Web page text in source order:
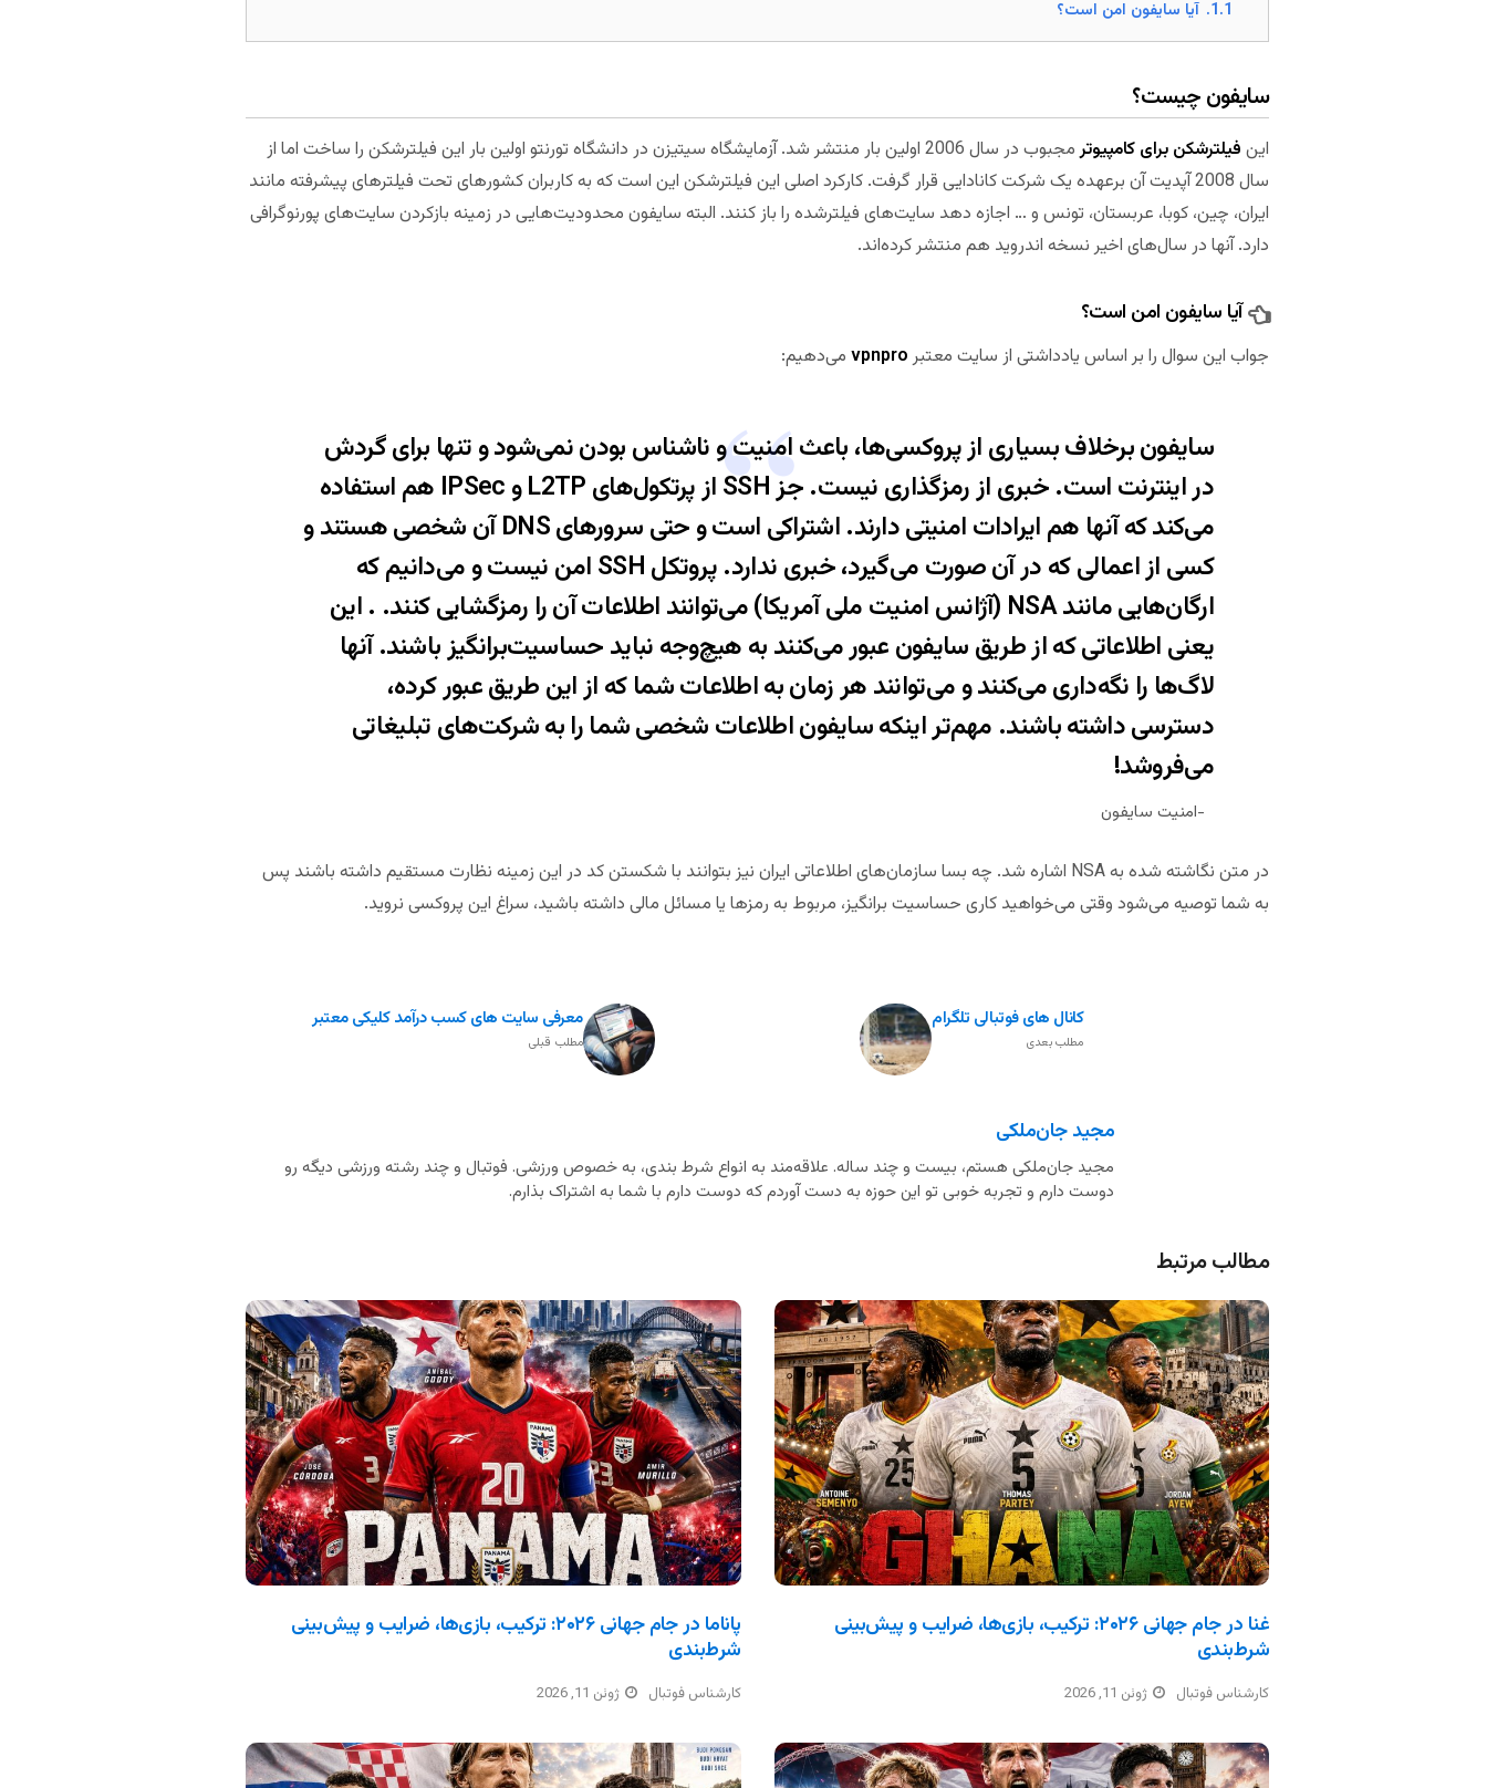
1.1. آیا سایفون امن است؟
سایفون چیست؟
این فیلترشکن برای کامپیوتر
مجبوب در سال 2006 اولین بار منتشر شد. آزمایشگاه سیتیزن در دانشگاه تورنتو اولین بار این فیلترشکن را ساخت اما از
سال 2008 آپدیت آن برعهده یک شرکت کانادایی قرار گرفت. کارکرد اصلی این فیلترشکن این است که به کاربران کشورهای تحت فیلترهای پیشرفته مانند
ایران، چین، کوبا، عربستان، تونس و … اجازه دهد سایت‌های فیلترشده را باز کنند. البته سایفون محدودیت‌هایی در زمینه بازکردن سایت‌های پورنوگرافی
دارد. آنها در سال‌های اخیر نسخه اندروید هم منتشر کرده‌اند.
آیا سایفون امن است؟
جواب این سوال را بر اساس یادداشتی از سایت معتبرvpnpro می‌دهیم:
سایفون برخلاف بسیاری از پروکسی‌ها، باعث امنیت و ناشناس بودن نمی‌شود و تنها برای گردش
در اینترنت است. خبری از رمزگذاری نیست. جز SSH از پرتکول‌های L2TP و IPSec
هم استفاده
می‌کند که آنها هم ایرادات امنیتی دارند. اشتراکی است و حتی سرورهای DNS آن شخصی هستند و
کسی از اعمالی که در آن صورت می‌گیرد، خبری ندارد. پروتکل SSH امن نیست و می‌دانیم که
ارگان‌هایی مانند NSA (آژانس امنیت ملی آمریکا) می‌توانند اطلاعات آن را رمزگشایی کنند. . این
یعنی اطلاعاتی که از طریق سایفون عبور می‌کنند به هیچ‌وجه نباید حساسیت‌برانگیز باشند. آنها
لاگ‌ها را نگه‌داری می‌کنند و می‌توانند هر زمان به اطلاعات شما که از این طریق عبور کرده،
دسترسی داشته باشند. مهم‌تر اینکه سایفون اطلاعات شخصی شما را به شرکت‌های تبلیغاتی
می‌فروشد!
امنیت سایفون
در متن نگاشته‌ شده به NSA اشاره شد. چه بسا سازمان‌های اطلاعاتی ایران نیز بتوانند با شکستن کد در این زمینه نظارت مستقیم داشته باشند پس
به شما توصیه می‌شود وقتی می‌خواهید کاری حساسیت برانگیز، مربوط به رمزها یا مسائل مالی داشته باشید، سراغ این پروکسی نروید.
معرفی سایت های کسب درآمد کلیکی معتبر
مطلب قبلی
کانال های فوتبالی تلگرام
مطلب بعدی
مجید جان‌ملکی
مجید جان‌ملکی هستم، بیست و چند ساله. علاقه‌مند به انواع شرط بندی، به خصوص ورزشی. فوتبال و چند رشته ورزشی دیگه رو
دوست دارم و تجربه خوبی تو این حوزه به دست آوردم که دوست دارم با شما به اشتراک بذارم.
مطالب مرتبط
پاناما در جام جهانی ۲۰۲۶: ترکیب، بازی‌ها، ضرایب و پیش‌بینی
شرط‌بندی
کارشناس فوتبال ژوئن 11, 2026
غنا در جام جهانی ۲۰۲۶: ترکیب، بازی‌ها، ضرایب و پیش‌بینی
شرط‌بندی
کارشناس فوتبال ژوئن 11, 2026